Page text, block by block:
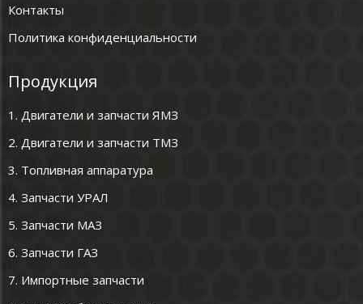
Контакты
Политика конфиденциальности
Продукция
1. Двигатели и запчасти ЯМЗ
2. Двигатели и запчасти ТМЗ
3. Топливная аппаратура
4. Запчасти УРАЛ
5. Запчасти МАЗ
6. Запчасти ГАЗ
7. Импортные запчасти